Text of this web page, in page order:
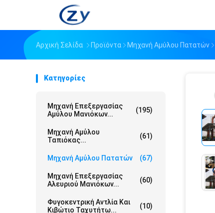
Αρχική Σελίδα Προϊόντα Μηχανή Αμύλου Πατατών
Κατηγορίες
Μηχανή Επεξεργασίας
Αμύλου Μανιόκων...
(195)
Μηχανή Αμύλου
Ταπιόκας...
(61)
Μηχανή Αμύλου Πατατών (67)
Μηχανή Επεξεργασίας
Αλευριού Μανιόκων...
(60)
Φυγοκεντρική Αντλία Και
Κιβώτιο Ταχυτήτω...
(10)